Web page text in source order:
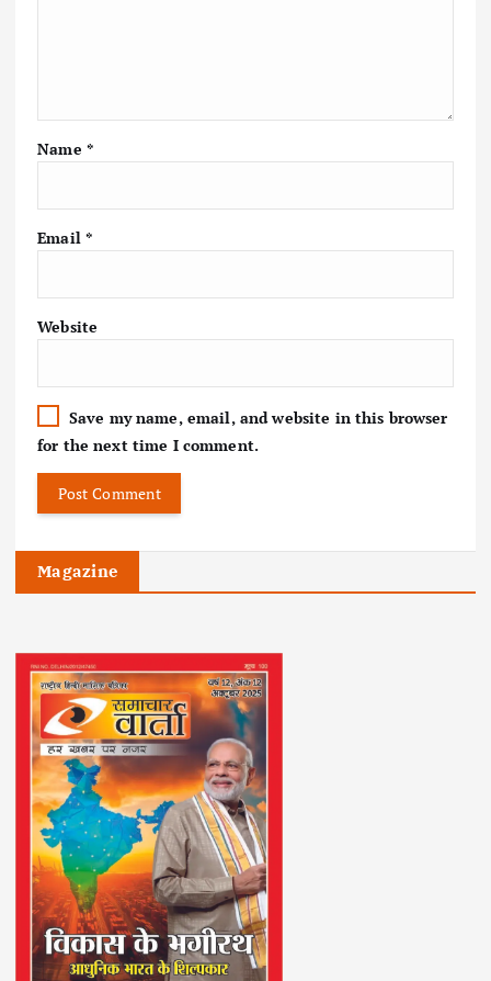
Name *
Email *
Website
Save my name, email, and website in this browser
for the next time I comment.
Magazine